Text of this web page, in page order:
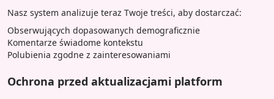
Nasz system analizuje teraz Twoje treści, aby dostarczać:
Obserwujących dopasowanych demograficznie
Komentarze świadome kontekstu
Polubienia zgodne z zainteresowaniami
Ochrona przed aktualizacjami platform